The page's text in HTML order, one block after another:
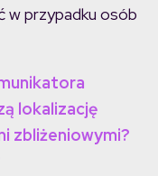
przypadku osób
lokalizację
zbliżeniowymi?